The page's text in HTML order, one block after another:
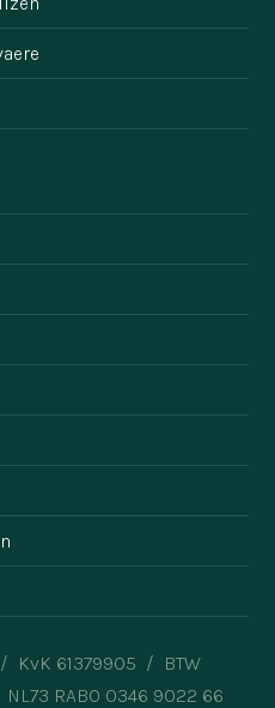
KvK 61379905 / BTW
RABO 0346 9022 66